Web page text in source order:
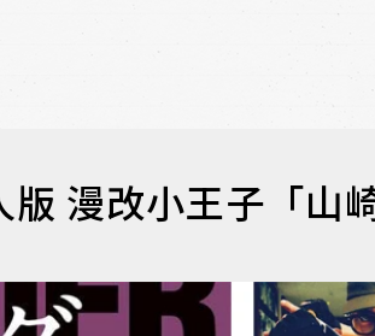
版 漫改小王子「山